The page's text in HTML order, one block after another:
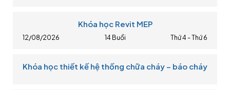
Khóa học Revit MEP
12/08/2026 14 Buổi Thứ 4 - Thứ 6
Khóa học thiết kế hệ thống chữa cháy – báo cháy